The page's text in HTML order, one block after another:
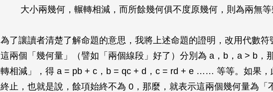
大小兩幾何，輾轉相減，而所餘幾何俱不度原幾何，則為兩無等
為了讓讀者清楚了解命題的意思，我將上述命題的證明，改用代數符
這兩個「幾何量」（譬如「兩個線段」好了）分別為 a ， b ， a > b ，
轉相減」，得 a = pb + c ， b = qc + d ， c = rd + e …… 等等。如果，
終止，也就是說，餘項始終不為 0，那麼，就表示這兩個幾何量為「